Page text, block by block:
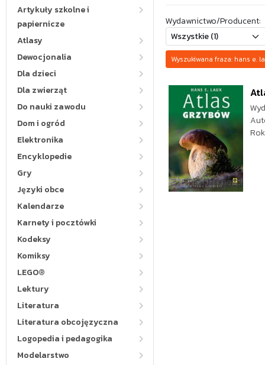
Artykuły szkolne i
papiernicze
Atlasy
Dewocjonalia
Dla dzieci
Dla zwierząt
Do nauki zawodu
Dom i ogród
Elektronika
Encyklopedie
Gry
Języki obce
Kalendarze
Karnety i pocztówki
Kodeksy
Komiksy
LEGO®
Lektury
Literatura
Literatura obcojęzyczna
Logopedia i pedagogika
Modelarstwo
Wydawnictwo/Producent:
Wyszukiwana fraza: hans